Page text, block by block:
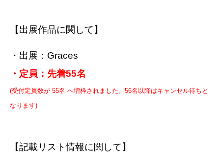
【出展作品に関して】
・出展：Graces
・定員：先着55名
(受付定員数が 55名 へ増枠されました。56名以降はキャンセル待ちと
なります)
【記載リスト情報に関して】